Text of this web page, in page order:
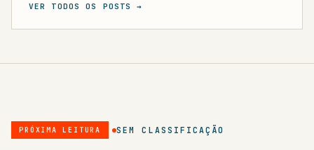
VER TODOS OS POSTS →
PRÓXIMA LEITURA SEM CLASSIFICAÇÃO